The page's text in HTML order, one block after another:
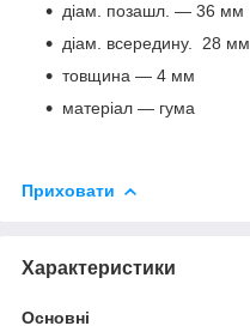
діам. позашл. — 36 мм
діам. всередину. 28 мм
товщина — 4 мм
матеріал — гума
Приховати
Характеристики
Основні